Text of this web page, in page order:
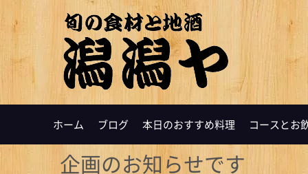
ホーム ブログ 本日のおすすめ料理 コースとお
企画のお知らせです